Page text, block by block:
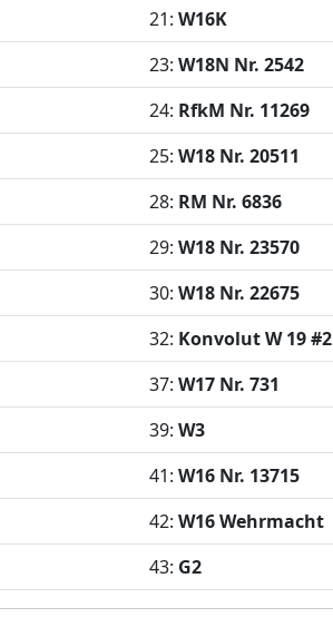
21: W16K
23: W18N Nr. 2542
24: RfkM Nr. 11269
25: W18 Nr. 20511
28: RM Nr. 6836
29: W18 Nr. 23570
30: W18 Nr. 22675
32: Konvolut W 19 #2
37: W17 Nr. 731
39: W3
41: W16 Nr. 13715
42: W16 Wehrmacht
43: G2